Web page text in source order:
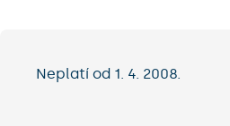
Neplatí od 1. 4. 2008.